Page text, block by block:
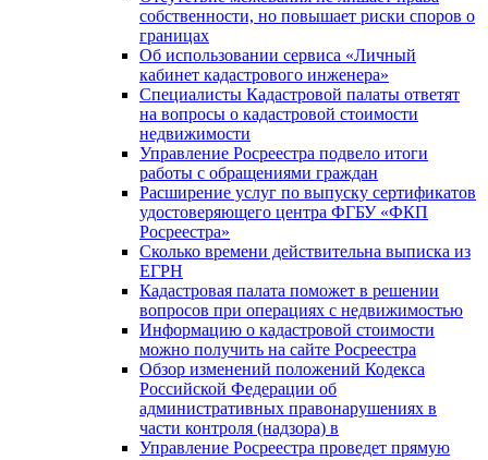
собственности, но повышает риски споров о
границах
Об использовании сервиса «Личный
кабинет кадастрового инженера»
Специалисты Кадастровой палаты ответят
на вопросы о кадастровой стоимости
недвижимости
Управление Росреестра подвело итоги
работы с обращениями граждан
Расширение услуг по выпуску сертификатов
удостоверяющего центра ФГБУ «ФКП
Росреестра»
Сколько времени действительна выписка из
ЕГРН
Кадастровая палата поможет в решении
вопросов при операциях с недвижимостью
Информацию о кадастровой стоимости
можно получить на сайте Росреестра
Обзор изменений положений Кодекса
Российской Федерации об
административных правонарушениях в
части контроля (надзора) в
Управление Росреестра проведет прямую